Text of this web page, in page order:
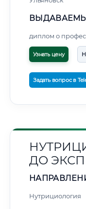
диплом о
Узнать цену
Задать вопрос в
ДО
Нутрициология